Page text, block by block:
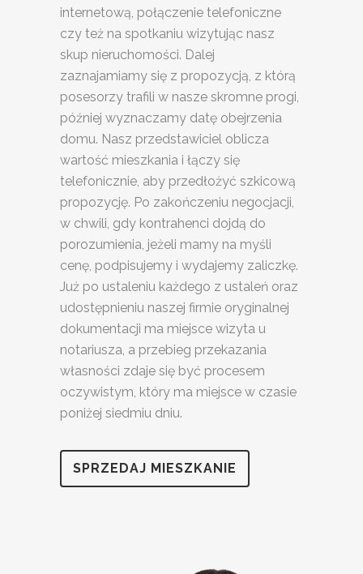
internetową, połączenie telefoniczne
czy też na spotkaniu wizytując nasz
skup nieruchomości. Dalej
zaznajamiamy się z propozycją, z którą
posesorzy trafili w nasze skromne progi,
później wyznaczamy datę obejrzenia
domu. Nasz przedstawiciel oblicza
wartość mieszkania i łączy się
telefonicznie, aby przedłożyć szkicową
propozycję. Po zakończeniu negocjacji,
w chwili, gdy kontrahenci dojdą do
porozumienia, jeżeli mamy na myśli
cenę, podpisujemy i wydajemy zaliczkę.
Już po ustaleniu każdego z ustaleń oraz
udostępnieniu naszej firmie oryginalnej
dokumentacji ma miejsce wizyta u
notariusza, a przebieg przekazania
własności zdaje się być procesem
oczywistym, który ma miejsce w czasie
poniżej siedmiu dniu.
SPRZEDAJ MIESZKANIE